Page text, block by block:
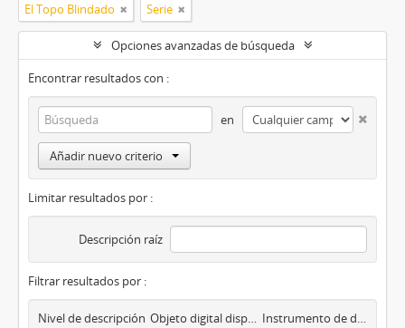
El Topo Blindado Serie
Opciones avanzadas de búsqueda
Encontrar resultados con :
en
Añadir nuevo criterio
Limitar resultados por :
Descripción raíz
Filtrar resultados por :
Nivel de descripción Objeto digital disponibles Instrumento de descripción